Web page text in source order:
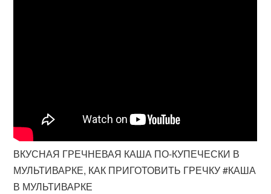
ВКУСНАЯ ГРЕЧНЕВАЯ КАША ПО-КУПЕЧЕСКИ В
МУЛЬТИВАРКЕ, КАК ПРИГОТОВИТЬ ГРЕЧКУ #КАША
В МУЛЬТИВАРКЕ